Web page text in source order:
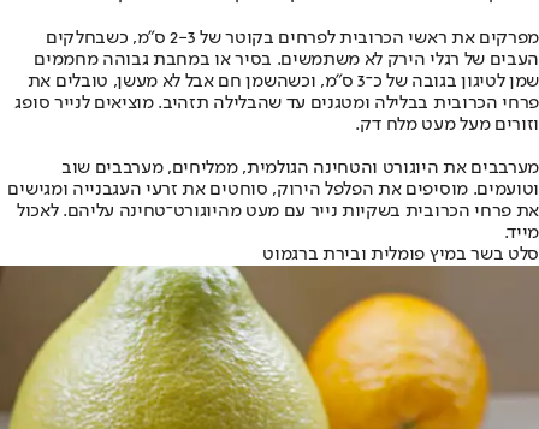
מפרקים את ראשי הכרובית לפרחים בקוטר של 2-3 ס"מ, כשבחלקים
העבים של רגלי הירק לא משתמשים. בסיר או במחבת גבוהה מחממים
שמן לטיגון בגובה של כ־3 ס"מ, וכשהשמן חם אבל לא מעשן, טובלים את
פרחי הכרובית בבלילה ומטגנים עד שהבלילה תזהיב. מוציאים לנייר סופג
וזורים מעל מעט מלח דק.
מערבבים את היוגורט והטחינה הגולמית, ממליחים, מערבבים שוב
וטועמים. מוסיפים את הפלפל הירוק, סוחטים את זרעי העגבנייה ומגישים
את פרחי הכרובית בשקיות נייר עם מעט מהיוגורט־טחינה עליהם. לאכול
מייד.
סלט בשר במיץ פומלית ובירת ברגמוט